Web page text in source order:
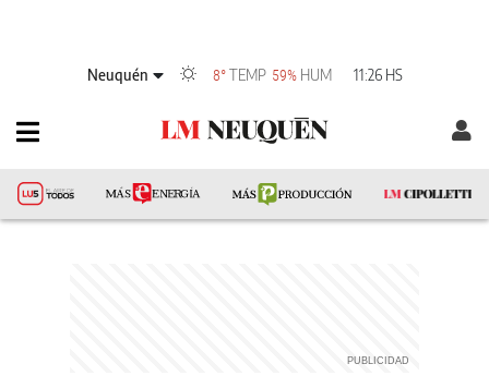
Neuquén 8° TEMP 59% HUM 11:26 HS